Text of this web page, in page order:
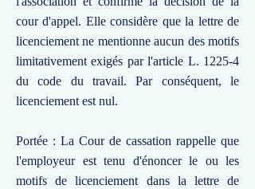
cour d'appel. Elle considère que la lettre de
licenciement ne mentionne aucun des motifs
limitativement exigés par l'article L. 1225-4
du code du travail. Par conséquent, le
licenciement est nul.
Portée : La Cour de cassation rappelle que
l'employeur est tenu d'énoncer le ou les
motifs de licenciement dans la lettre de